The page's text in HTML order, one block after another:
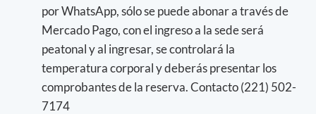
por WhatsApp, sólo se puede abonar a través de
Mercado Pago, con el ingreso a la sede será
peatonal y al ingresar, se controlará la
temperatura corporal y deberás presentar los
comprobantes de la reserva. Contacto (221) 502-
7174